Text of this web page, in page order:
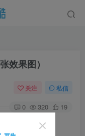
效果图）
关注 私信
0 320 19